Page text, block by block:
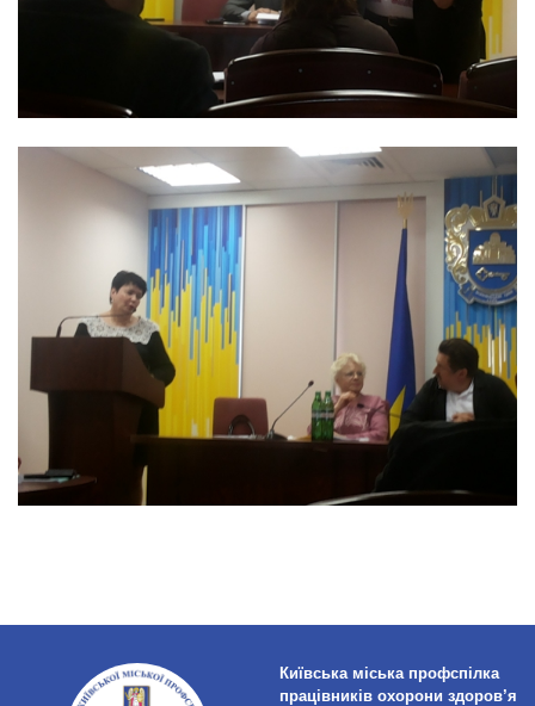
Київська міська профспілка
працівників охорони здоров’я